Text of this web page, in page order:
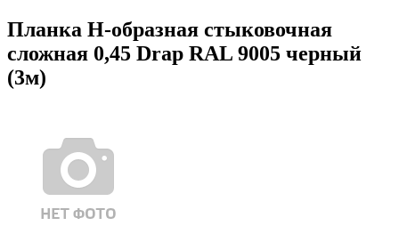
Планка Н-образная стыковочная
сложная 0,45 Drap RAL 9005 черный
(3м)